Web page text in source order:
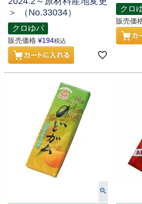
＞ （No.33034）
クロゆパ
販売価格 ¥194税込
クロ
販売価